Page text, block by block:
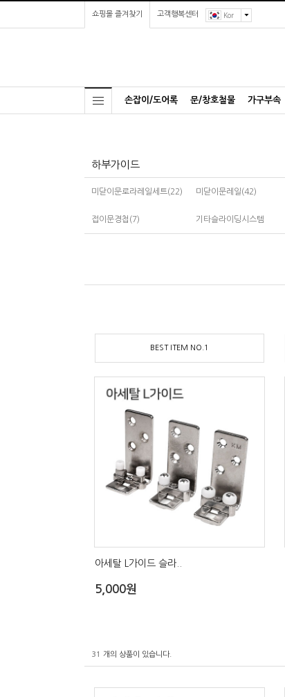
쇼핑몰 즐겨찾기 고객행복센터 Kor
손잡이/도어록 문/창호철물 가구부속
하부가이드
미닫이문로라레일세트(22) 미닫이문레일(42)
접이문경첩(7) 기타슬라이딩시스템
BEST ITEM NO.1
아세탈 L가이드 슬라..
5,000원
31 개의 상품이 있습니다.